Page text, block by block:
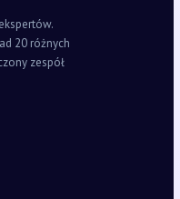
20 różnych
zespół